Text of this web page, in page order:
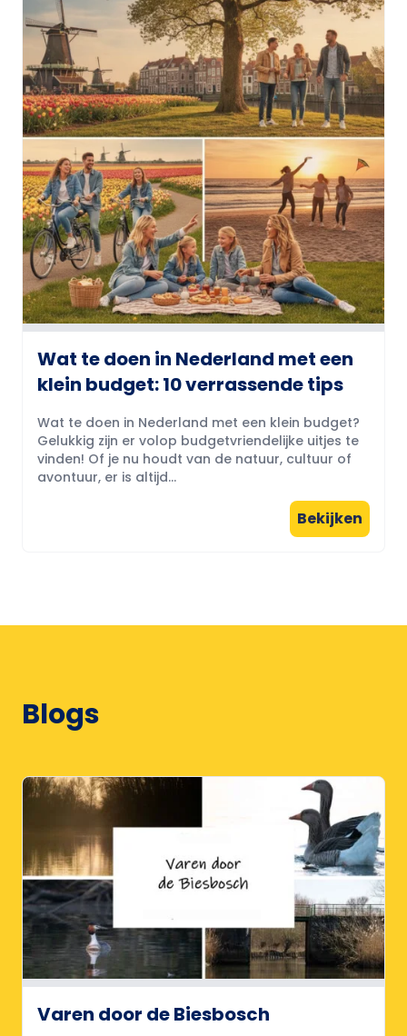
Wat te doen in Nederland met een
klein budget: 10 verrassende tips
Wat te doen in Nederland met een klein budget?
Gelukkig zijn er volop budgetvriendelijke uitjes te
vinden! Of je nu houdt van de natuur, cultuur of
avontuur, er is altijd...
Bekijken
Blogs
Varen door de Biesbosch